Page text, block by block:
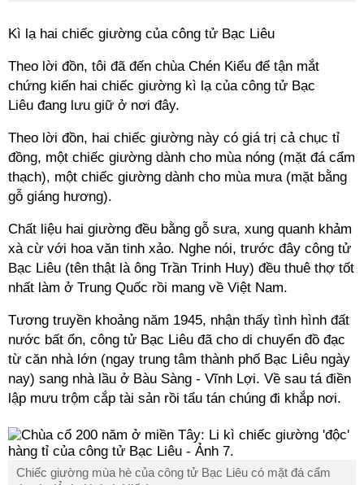
Kì lạ hai chiếc giường của công tử Bạc Liêu
Theo lời đồn, tôi đã đến chùa Chén Kiểu để tận mắt
chứng kiến hai chiếc giường kì lạ của công tử Bạc
Liêu đang lưu giữ ở nơi đây.
Theo lời đồn, hai chiếc giường này có giá trị cả chục tỉ
đồng, một chiếc giường dành cho mùa nóng (mặt đá cẩm
thạch), một chiếc giường dành cho mùa mưa (mặt bằng
gỗ giáng hương).
Chất liệu hai giường đều bằng gỗ sưa, xung quanh khảm
xà cừ với hoa văn tinh xảo. Nghe nói, trước đây công tử
Bạc Liêu (tên thật là ông Trần Trinh Huy) đều thuê thợ tốt
nhất làm ở Trung Quốc rồi mang về Việt Nam.
Tương truyền khoảng năm 1945, nhận thấy tình hình đất
nước bất ổn, công tử Bạc Liêu đã cho di chuyển đồ đạc
từ căn nhà lớn (ngay trung tâm thành phố Bạc Liêu ngày
nay) sang nhà lầu ở Bàu Sàng - Vĩnh Lợi. Về sau tá điền
lập mưu trộm cắp tài sản rồi tẩu tán chúng đi khắp nơi.
Chiếc giường mùa hè của công tử Bạc Liêu có mặt đá cẩm